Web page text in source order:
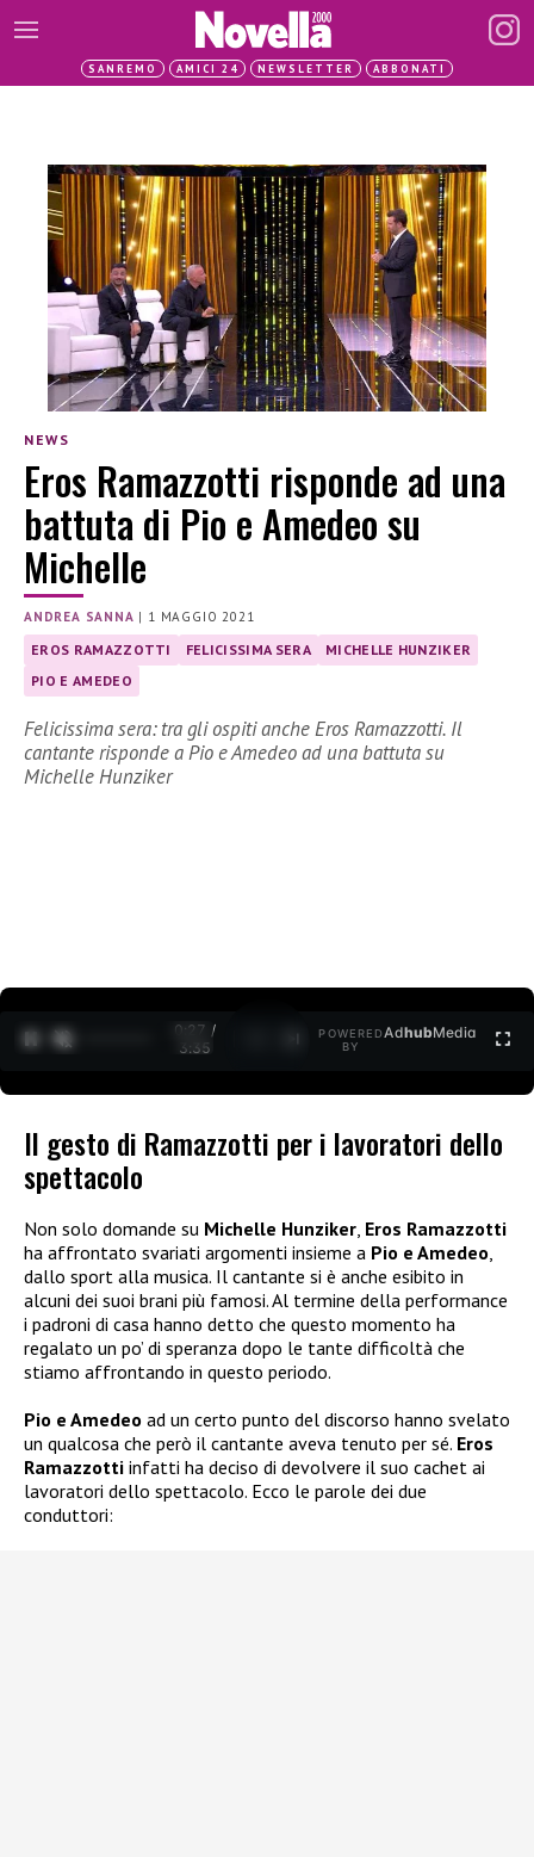
SANREMO AMICI 24 NEWSLETTER ABBONATI
NEWS
Eros Ramazzotti risponde ad una
battuta di Pio e Amedeo su
Michelle
ANDREA SANNA | 1 MAGGIO 2021
EROS RAMAZZOTTI FELICISSIMA SERA
MICHELLE HUNZIKER
PIO E AMEDEO
Felicissima sera: tra gli ospiti anche Eros Ramazzotti. Il
cantante risponde a Pio e Amedeo ad una battuta su
Michelle Hunziker
0:28 /
3:35
POWERED
BY
AdhubMedia
Il gesto di Ramazzotti per i lavoratori dello
spettacolo
Non solo domande su Michelle Hunziker, Eros Ramazzotti
ha affrontato svariati argomenti insieme a Pio e Amedeo,
dallo sport alla musica. Il cantante si è anche esibito in
alcuni dei suoi brani più famosi. Al termine della performance
i padroni di casa hanno detto che questo momento ha
regalato un po’ di speranza dopo le tante difficoltà che
stiamo affrontando in questo periodo.
Pio e Amedeo ad un certo punto del discorso hanno svelato
un qualcosa che però il cantante aveva tenuto per sé. Eros
Ramazzotti infatti ha deciso di devolvere il suo cachet ai
lavoratori dello spettacolo. Ecco le parole dei due
conduttori: